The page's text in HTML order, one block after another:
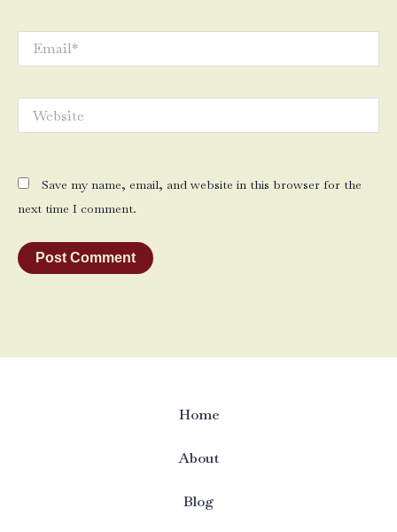
Save my name, email, and website in this browser for the
next time I comment.
Home
About
Blog